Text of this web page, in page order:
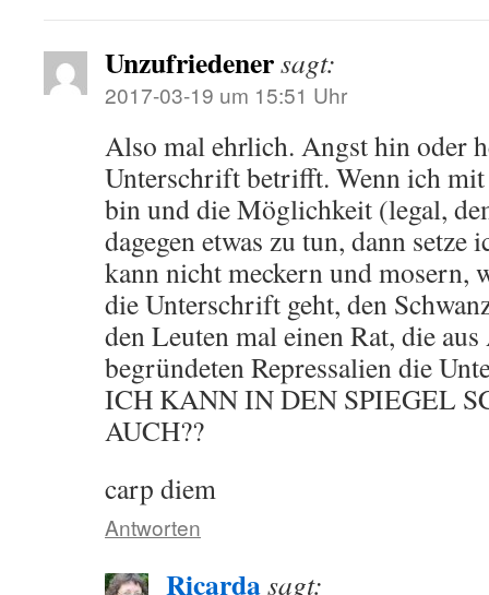
Unzufriedenersagt:
2017-03-19 um 15:51 Uhr
Also mal ehrlich. Angst hin oder
Unterschrift betrifft. Wenn ich
bin und die Möglichkeit (legal,
dagegen etwas zu tun, dann setze
kann nicht meckern und mosern,
die Unterschrift geht, den
den Leuten mal einen Rat, die
begründeten Repressalien die
ICH KANN IN DEN SPIEGEL
AUCH??
carp diem
Antworten
Ricardasagt: